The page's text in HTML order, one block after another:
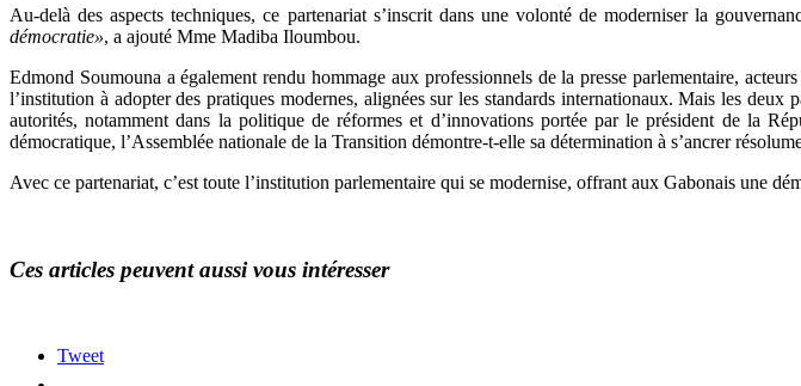
Au-delà des aspects techniques, ce partenariat s’inscrit dans une volonté de moderniser la
démocratie», a ajouté Mme Madiba Iloumbou.
Edmond Soumouna a également rendu hommage aux professionnels de la presse parlementaire,
l’institution à adopter des pratiques modernes, alignées sur les standards internationaux. Mais les
autorités, notamment dans la politique de réformes et d’innovations portée par le président de la
démocratique, l’Assemblée nationale de la Transition démontre-t-elle sa détermination à s’ancrer
Avec ce partenariat, c’est toute l’institution parlementaire qui se modernise, offrant aux Gabonais une
Ces articles peuvent aussi vous intéresser
Tweet